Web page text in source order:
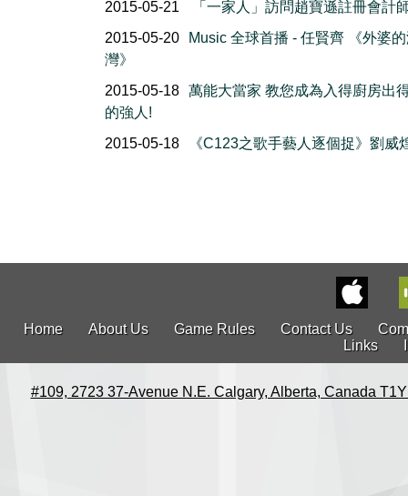
2015-05-21
「一家人」訪問趙寶遜註冊會計
2015-05-20
Music 全球首播 - 任賢齊 《外婆
灣》
2015-05-18 萬能大當家 教您成為入得廚房出
的強人!
2015-05-18
《C123之歌手藝人逐個捉》劉威
Home About Us Game Rules Contact Us
Links
#109, 2723 37-Avenue N.E. Calgary, Alberta, Canada